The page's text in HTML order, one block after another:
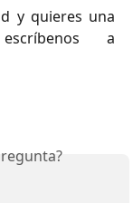
y quieres una
a